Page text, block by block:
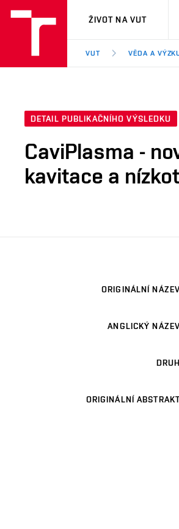
VUT
ŽIVOT NA VUT
VUT VĚDA A
DETAIL PUBLIKAČNÍHO VÝSLEDKU
CaviPlasma -
kavitace a
ORIGINÁLNÍ NÁZEV
ANGLICKÝ NÁZEV
DRUH
ORIGINÁLNÍ